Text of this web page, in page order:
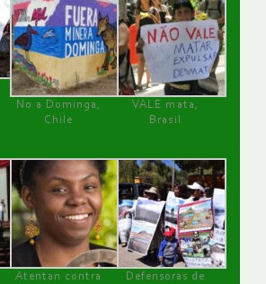
No a Dominga,
Chile
VALE mata,
Brasil
Atentan contra
Defensoras de